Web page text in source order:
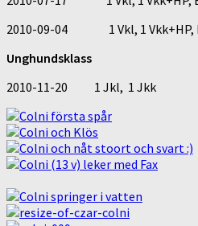
2010-09-04 1 Vkl, 1 Vkk+HP,
Unghundsklass
2010-11-20 1 Jkl, 1 Jkk